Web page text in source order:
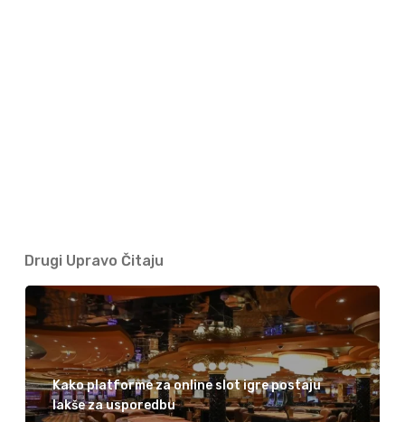
Drugi Upravo Čitaju
Kako platforme za online slot igre postaju
lakše za usporedbu